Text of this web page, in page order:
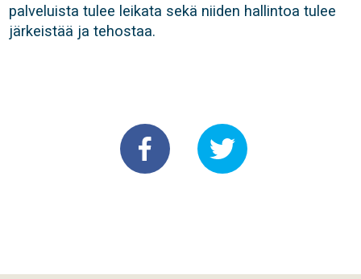
palveluista tulee leikata sekä niiden hallintoa tulee
järkeistää ja tehostaa.